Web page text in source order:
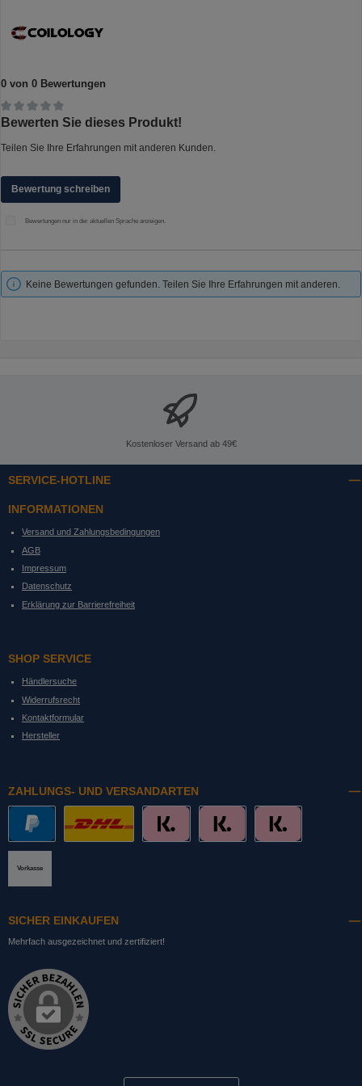
0 von 0 Bewertungen
Durchschnittliche Bewertung von 0 von 5 Sternen
Bewerten Sie dieses Produkt!
Teilen Sie Ihre Erfahrungen mit anderen Kunden.
Bewertung schreiben
Bewertungen nur in der aktuellen Sprache anzeigen.
Keine Bewertungen gefunden. Teilen Sie Ihre Erfahrungen mit anderen.
Kostenloser Versand ab 49€
SERVICE-HOTLINE
INFORMATIONEN
Versand und Zahlungsbedingungen
AGB
Impressum
Datenschutz
Erklärung zur Barrierefreiheit
SHOP SERVICE
Händlersuche
Widerrufsrecht
Kontaktformular
Hersteller
ZAHLUNGS- UND VERSANDARTEN
Vorkasse
SICHER EINKAUFEN
Mehrfach ausgezeichnet und zertifiziert!